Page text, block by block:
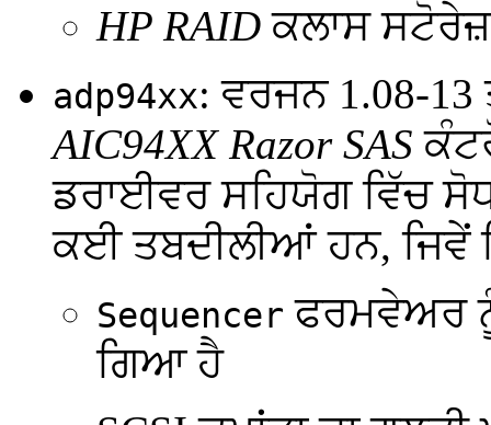
HP RAID ਕਲਾਸ
adp94xx: ਵਰਜਨ 1.08-
AIC94XX Razor SAS
ਡਰਾਈਵਰ ਸਹਿਯੋਗ ਵਿੱਚ
ਕਈ ਤਬਦੀਲੀਆਂ ਹਨ, ਜਿਵੇਂ
Sequencer ਫਰਮਵੇਅਰ
ਗਿਆ ਹੈ